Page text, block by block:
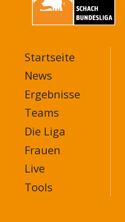
MAIN
NAVIGATION
FOOTER
Startseite
News
Ergebnisse
Teams
Die Liga
Frauen
Live
Tools